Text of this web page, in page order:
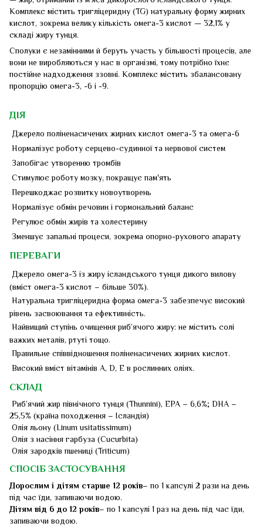
Комплекс містить тригліцеридну (TG) натуральну форму жирних
кислот, зокрема велику кількість омега-3 кислот — 32,1% у
складі жиру тунця.
Сполуки є незамінними й беруть участь у більшості процесів, але
вони не виробляються у нас в організмі, тому потрібно їхнє
постійне надходження ззовні. Комплекс містить збалансовану
пропорцію омега-3, -6 і -9.
ДІЯ
Джерело поліненасичених жирних кислот омега-3 та омега-6
Нормалізує роботу серцево-судинної та нервової систем
Запобігає утворенню тромбів
Стимулює роботу мозку, покращує пам'ять
Перешкоджає розвитку новоутворень
Нормалізує обмін речовин і гормональний баланс
Регулює обмін жирів та холестерину
Зменшує запальні процеси, зокрема опорно-рухового апарату
ПЕРЕВАГИ
Джерело омега-3 із жиру ісландського тунця дикого вилову
(вміст омега-3 кислот – більше 30%).
Натуральна тригліцеридна форма омега-3 забезпечує високий
рівень засвоювання та ефективність.
Найвищий ступінь очищення риб’ячого жиру: не містить солі
важких металів, ртуті тощо.
Правильне співвідношення поліненасичених жирних кислот.
Високий вміст вітамінів А, D, Е в рослинних оліях.
СКЛАД
Риб’ячий жир північного тунця (Thunnini), EPA – 6,6%; DHA –
25,5% (країна походження – Ісландія)
Олія льону (Linum usitatissimum)
Олія з насіння гарбуза (Cucurbita)
Олія зародків пшениці (Triticum)
СПОСІБ ЗАСТОСУВАННЯ
Дорослим і дітям старше 12 років– по 1 капсулі 2 рази на день
під час їди, запиваючи водою.
Дітям від 6 до 12 років– по 1 капсулі 1 раз на день під час їди,
запиваючи водою.